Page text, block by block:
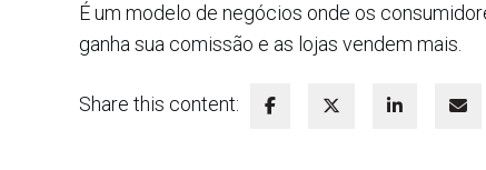
É um modelo de negócios onde os
ganha sua comissão e as lojas vendem mais.
Share this content: